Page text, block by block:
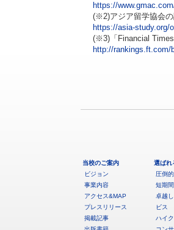
https://
(※2)アジア留学協会
https://asia-study.org/
(※3)「Financial Times
http://rankings.ft.com/
当校のご案内
ビジョン
事業内容
アクセス&MAP
プレスリリース
掲載記事
選ばれ
圧倒
短期
卓越
ビス
ハイ